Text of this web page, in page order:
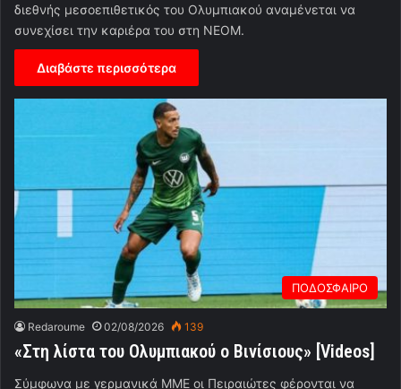
διεθνής μεσοεπιθετικός του Ολυμπιακού αναμένεται να
συνεχίσει την καριέρα του στη NEOM.
Διαβάστε περισσότερα
ΠΟΔΟΣΦΑΙΡΟ
Redaroume 02/08/2026 139
«Στη λίστα του Ολυμπιακού ο Βινίσιους» [Videos]
Σύμφωνα με γερμανικά ΜΜΕ οι Πειραιώτες φέρονται να